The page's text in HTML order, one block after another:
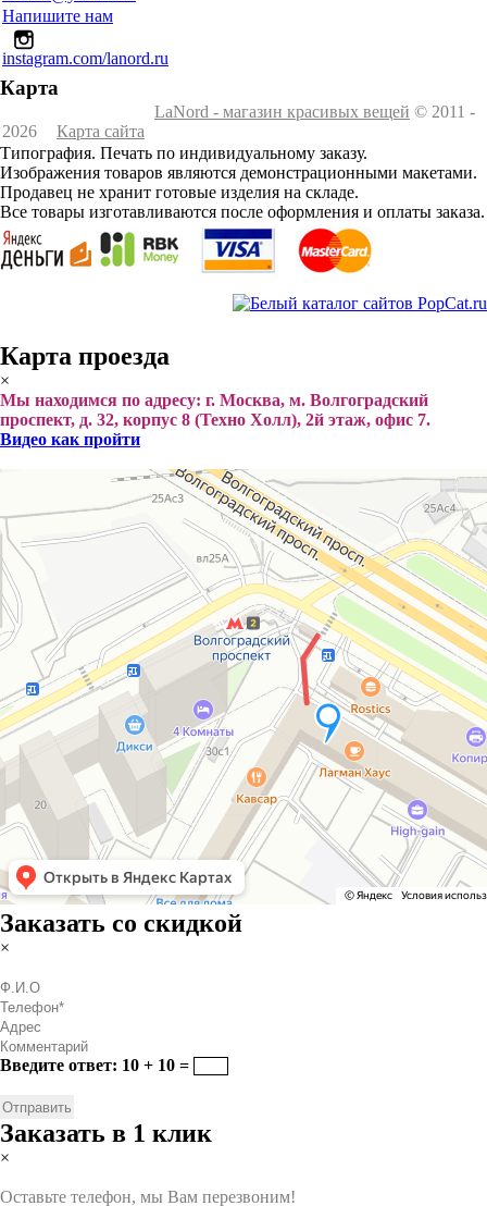
Напишите нам
instagram.com/lanord.ru
Карта
LaNord - магазин красивых вещей © 2011 -
2026
Карта сайта
Типография. Печать по индивидуальному заказу.
Изображения товаров являются демонстрационными макетами.
Продавец не хранит готовые изделия на складе.
Все товары изготавливаются после оформления и оплаты заказа.
Карта проезда
×
Мы находимся по адресу: г. Москва, м. Волгоградский
проспект, д. 32, корпус 8 (Техно Холл), 2й этаж, офис 7.
Видео как пройти
Заказать со скидкой
×
Введите ответ: 10 + 10 =
Заказать в 1 клик
×
Оставьте телефон, мы Вам перезвоним!